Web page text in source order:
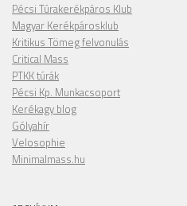
Pécsi Túrakerékpáros Klub
Magyar Kerékpárosklub
Kritikus Tömeg felvonulás
Critical Mass
PTKK túrák
Pécsi Kp. Munkacsoport
Kerékagy blog
Gólyahír
Velosophie
Minimalmass.hu